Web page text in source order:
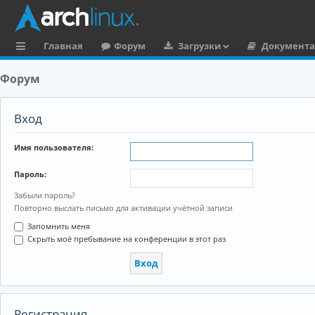
ы
и
Главная Форум Загрузки
Форум
Вход
Имя пользователя:
Пароль:
Забыли пароль?
Повторно выслать письмо для активации учётной записи
Запомнить меня
Скрыть моё пребывание на конференции в этот раз